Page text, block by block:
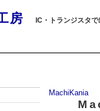
房 IC・トランジスタ
MachiKania